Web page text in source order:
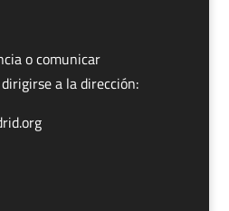
o comunicar
a la dirección: